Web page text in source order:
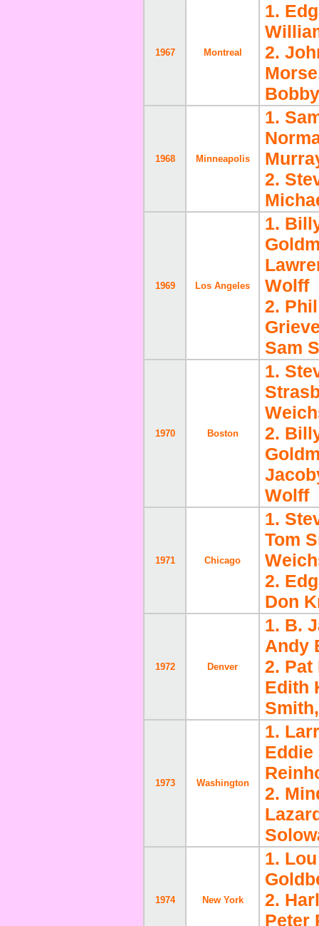
1967 Montreal
1.
2.
1968 Minneapolis
1.
2.
1969 Los Angeles
1.
Wolff
2.
Sam
1970 Boston
1.
2.
Wolff
1971 Chicago
1.
Tom
2.
Don
1972 Denver
1. B.
Andy
2. Pat
Edith
1973 Washington
1.
Eddie
2.
1974 New York
1.
2.
Peter